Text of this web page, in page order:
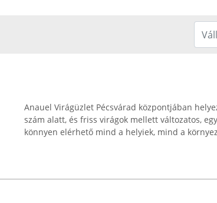
Anauel Virágüzlet Pécsvárad központjában
szám alatt, és friss virágok mellett változatos,
könnyen elérhető mind a helyiek, mind a